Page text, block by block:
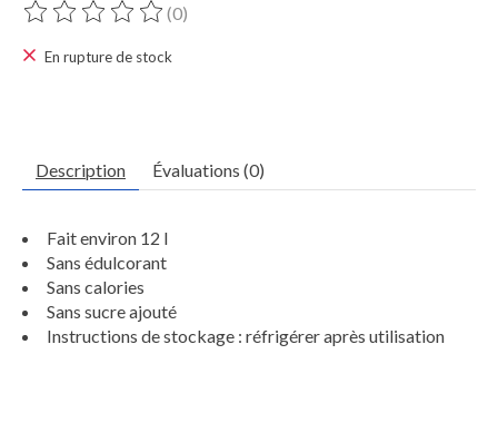
Ce produit est évalué à
(0)
En rupture de stock
Description Évaluations (0)
Fait environ 12 l
Sans édulcorant
Sans calories
Sans sucre ajouté
Instructions de stockage : réfrigérer après utilisation